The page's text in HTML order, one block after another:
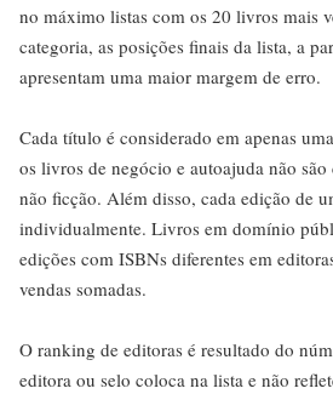
no máximo listas com os 20 livros mais
categoria, as posições finais da lista, a
apresentam uma maior margem de erro.
Cada título é considerado em apenas
os livros de negócio e autoajuda não
não ficção. Além disso, cada edição de
individualmente. Livros em domínio
edições com ISBNs diferentes em
vendas somadas.
O ranking de editoras é resultado do
editora ou selo coloca na lista e não